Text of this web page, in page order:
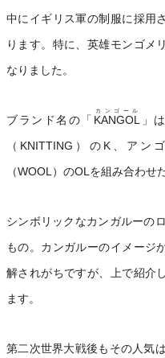
中にイギリス軍の制服に採用
ります。特に、英雄モンゴメ
なりました。
ブランド名の「 KANGOL
カンゴール
」
（KNITTING）のK、アン
（WOOL）のOLを組み合わせ
シンボリックなカンガルーの
もの。カンガルーのイメージ
解されがちですが、上で紹介
ます。
第二次世界大戦後もその人気